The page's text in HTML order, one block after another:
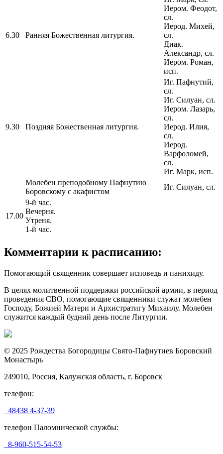
6.30 Ранняя Божественная литургия.
Иером. Феодот,
сл.
Иерод. Михей,
сл.
Диак.
Александр, сл.
Иером. Роман,
исп.
9.30 Поздняя Божественная литургия.
Иг. Пафнутий,
сл.
Иг. Силуан, сл.
Иером. Лазарь,
сл.
Иерод. Илия,
сл.
Иерод.
Варфоломей,
сл.
Иг. Марк, исп.
Молебен преподобному Пафнутию
Боровскому с акафистом
Иг. Силуан, сл.
17.00
9-й час.
Вечерня.
Утреня.
1-й час.
Комментарии к расписанию:
Помогающий священник совершает исповедь и панихиду.
В целях молитвенной поддержки российской армии, в период
проведения СВО, помогающие священники служат молебен
Господу, Божией Матери и Архистратигу Михаилу. Молебен
служится каждый будний день после Литургии.
© 2025 Рождества Богородицы Свято-Пафнутиев Боровский
Монастырь
249010, Россия, Калужская область, г. Боровск
телефон:
48438 4-37-39
телефон Паломнической службы:
8-960-515-54-53